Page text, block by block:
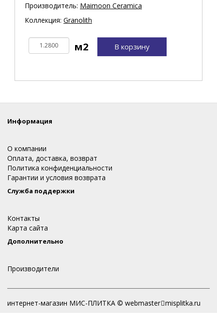
Производитель: Maimoon Ceramica
Коллекция: Granolith
В корзину
Информация
О компании
Оплата, доставка, возврат
Политика конфиденциальности
Гарантии и условия возврата
Служба поддержки
Контакты
Карта сайта
Дополнительно
Производители
интернет-магазин МИС-ПЛИТКА © webmaster misplitka.ru